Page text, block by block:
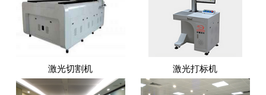
激光切割机 激光打标机